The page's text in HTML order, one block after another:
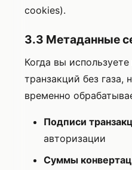
cookies).
3.3 Метаданные
Когда вы
транзакций без газа,
временно
Подписи
авторизации
Суммы